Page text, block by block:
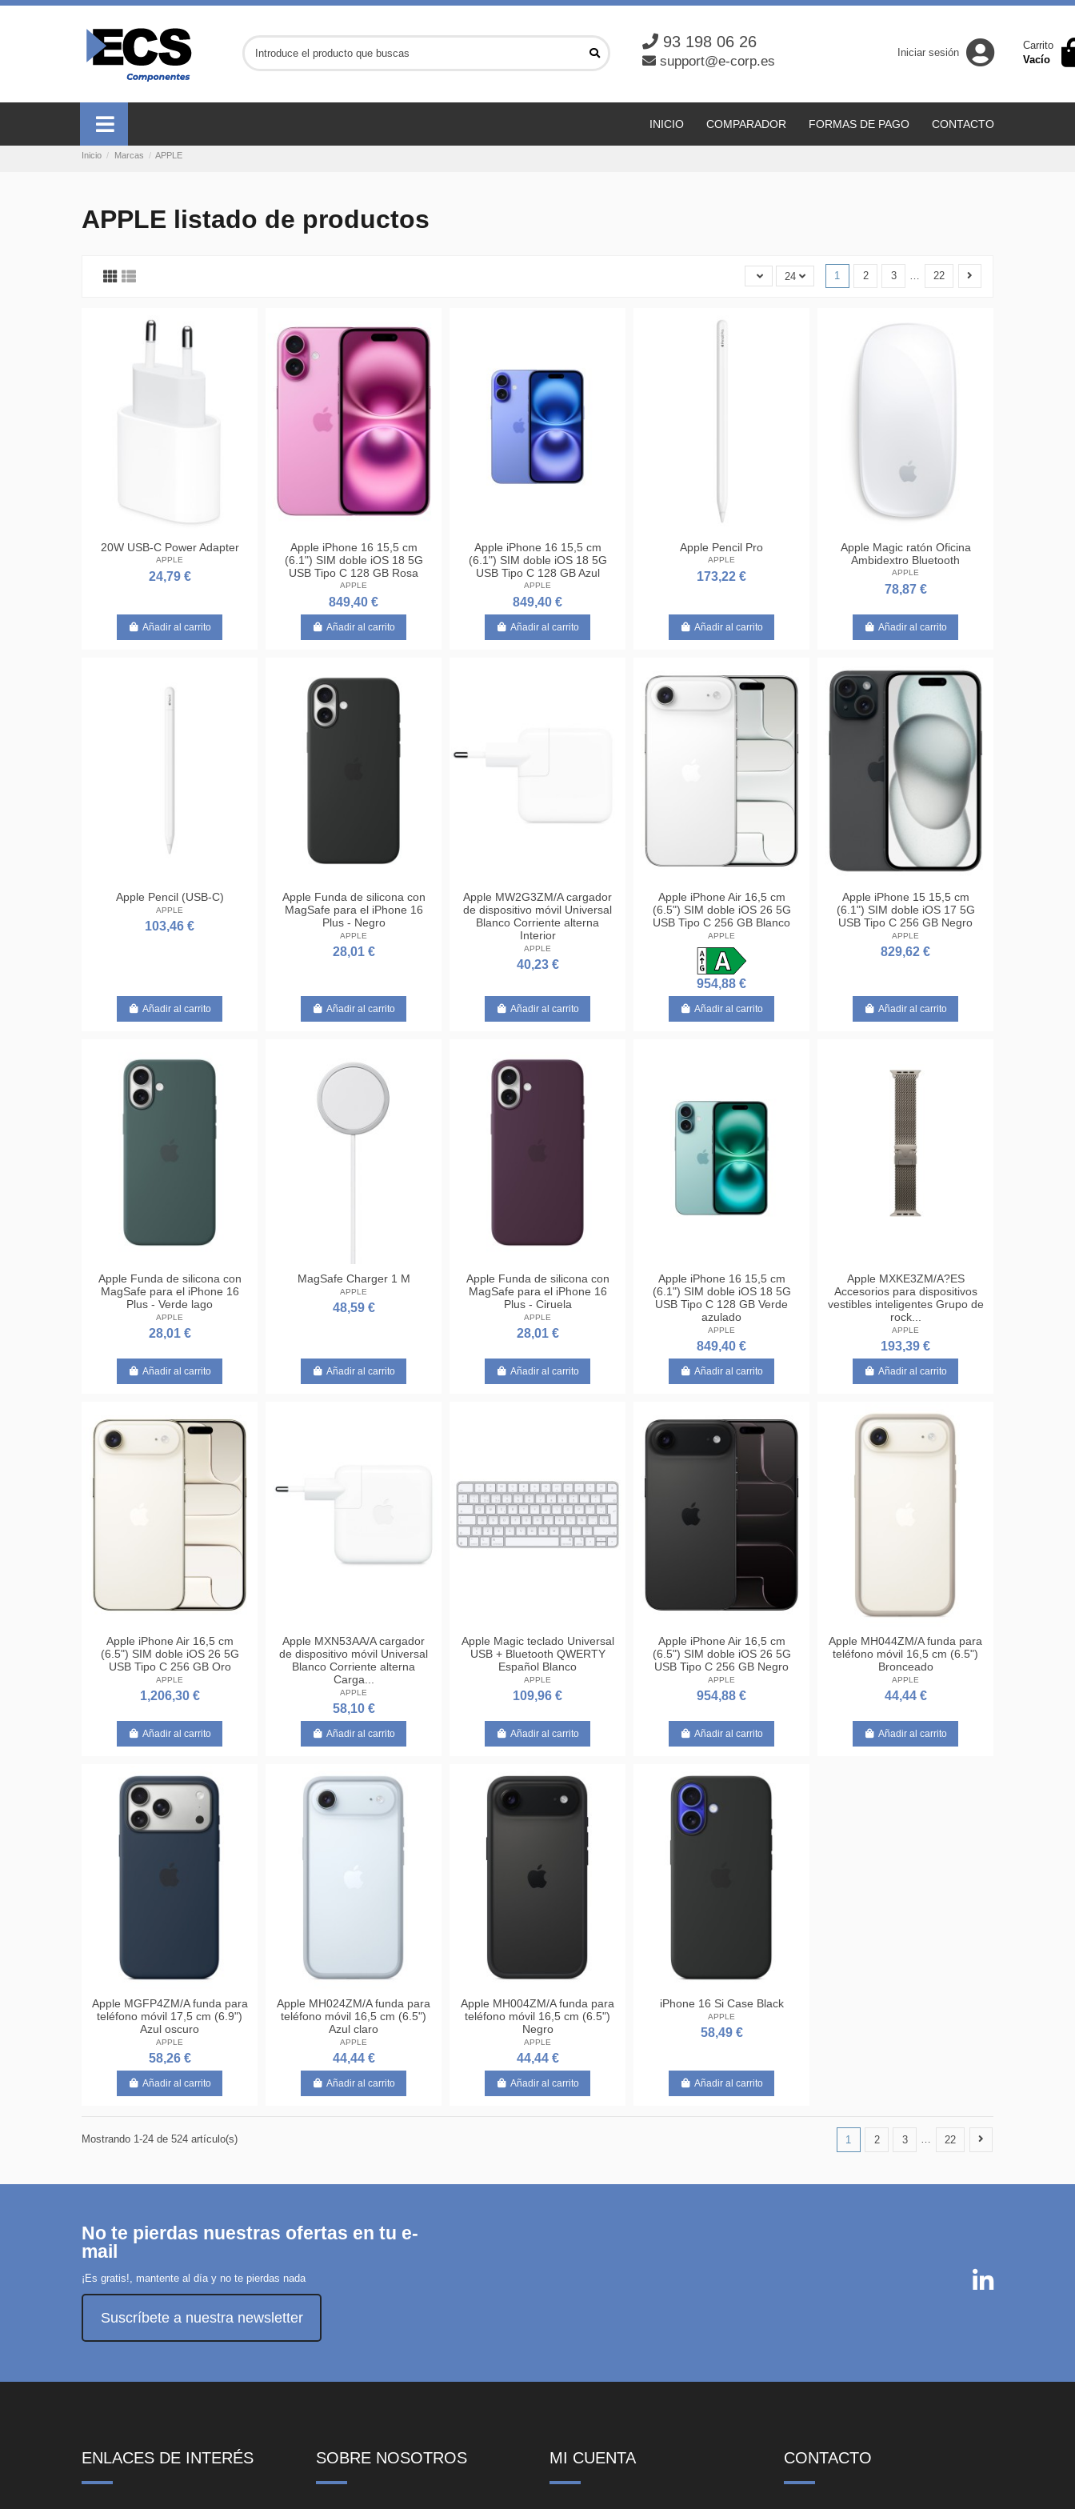
93 198 06 26
support@e-corp.es
Iniciar sesión
Carrito
Vacío
CONTACTO
FORMAS DE PAGO
COMPARADOR
INICIO
Inicio Marcas APPLE
APPLE listado de productos
24 1 2 3 … 22
20W USB-C Power Adapter
APPLE
24,79 €
Añadir al carrito
Apple iPhone 16 15,5 cm
(6.1") SIM doble iOS 18 5G
USB Tipo C 128 GB Rosa
APPLE
849,40 €
Añadir al carrito
Apple iPhone 16 15,5 cm
(6.1") SIM doble iOS 18 5G
USB Tipo C 128 GB Azul
APPLE
849,40 €
Añadir al carrito
Apple Pencil Pro
APPLE
173,22 €
Añadir al carrito
Apple Magic ratón Oficina
Ambidextro Bluetooth
APPLE
78,87 €
Añadir al carrito
Apple Pencil (USB-C)
APPLE
103,46 €
Añadir al carrito
Apple Funda de silicona con
MagSafe para el iPhone 16
Plus - Negro
APPLE
28,01 €
Añadir al carrito
Apple MW2G3ZM/A cargador
de dispositivo móvil Universal
Blanco Corriente alterna
Interior
APPLE
40,23 €
Añadir al carrito
Apple iPhone Air 16,5 cm
(6.5") SIM doble iOS 26 5G
USB Tipo C 256 GB Blanco
APPLE
954,88 €
Añadir al carrito
Apple iPhone 15 15,5 cm
(6.1") SIM doble iOS 17 5G
USB Tipo C 256 GB Negro
APPLE
829,62 €
Añadir al carrito
Apple Funda de silicona con
MagSafe para el iPhone 16
Plus - Verde lago
APPLE
28,01 €
Añadir al carrito
MagSafe Charger 1 M
APPLE
48,59 €
Añadir al carrito
Apple Funda de silicona con
MagSafe para el iPhone 16
Plus - Ciruela
APPLE
28,01 €
Añadir al carrito
Apple iPhone 16 15,5 cm
(6.1") SIM doble iOS 18 5G
USB Tipo C 128 GB Verde
azulado
APPLE
849,40 €
Añadir al carrito
Apple MXKE3ZM/A?ES
Accesorios para dispositivos
vestibles inteligentes Grupo de
rock...
APPLE
193,39 €
Añadir al carrito
Apple iPhone Air 16,5 cm
(6.5") SIM doble iOS 26 5G
USB Tipo C 256 GB Oro
APPLE
1,206,30 €
Añadir al carrito
Apple MXN53AA/A cargador
de dispositivo móvil Universal
Blanco Corriente alterna
Carga...
APPLE
58,10 €
Añadir al carrito
Apple Magic teclado Universal
USB + Bluetooth QWERTY
Español Blanco
APPLE
109,96 €
Añadir al carrito
Apple iPhone Air 16,5 cm
(6.5") SIM doble iOS 26 5G
USB Tipo C 256 GB Negro
APPLE
954,88 €
Añadir al carrito
Apple MH044ZM/A funda para
teléfono móvil 16,5 cm (6.5")
Bronceado
APPLE
44,44 €
Añadir al carrito
Apple MGFP4ZM/A funda para
teléfono móvil 17,5 cm (6.9")
Azul oscuro
APPLE
58,26 €
Añadir al carrito
Apple MH024ZM/A funda para
teléfono móvil 16,5 cm (6.5")
Azul claro
APPLE
44,44 €
Añadir al carrito
Apple MH004ZM/A funda para
teléfono móvil 16,5 cm (6.5")
Negro
APPLE
44,44 €
Añadir al carrito
iPhone 16 Si Case Black
APPLE
58,49 €
Añadir al carrito
Mostrando 1-24 de 524 artículo(s) 1 2 3 … 22
No te pierdas nuestras ofertas en tu e-
mail
¡Es gratis!, mantente al día y no te pierdas nada
Suscríbete a nuestra newsletter
ENLACES DE INTERÉS SOBRE NOSOTROS MI CUENTA CONTACTO